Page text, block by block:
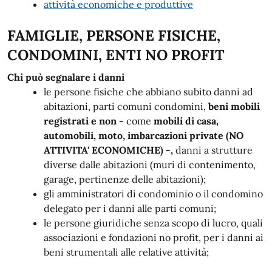
attività economiche e produttive
FAMIGLIE, PERSONE FISICHE,
CONDOMINI, ENTI NO PROFIT
Chi può segnalare i danni
le persone fisiche che abbiano subito danni ad
abitazioni, parti comuni condomini, beni mobili
registrati e non - come mobili di casa,
automobili, moto, imbarcazioni private (NO
ATTIVITA' ECONOMICHE) -, danni a strutture
diverse dalle abitazioni (muri di contenimento,
garage, pertinenze delle abitazioni);
gli amministratori di condominio o il condomino
delegato per i danni alle parti comuni;
le persone giuridiche senza scopo di lucro, quali
associazioni e fondazioni no profit, per i danni ai
beni strumentali alle relative attività;